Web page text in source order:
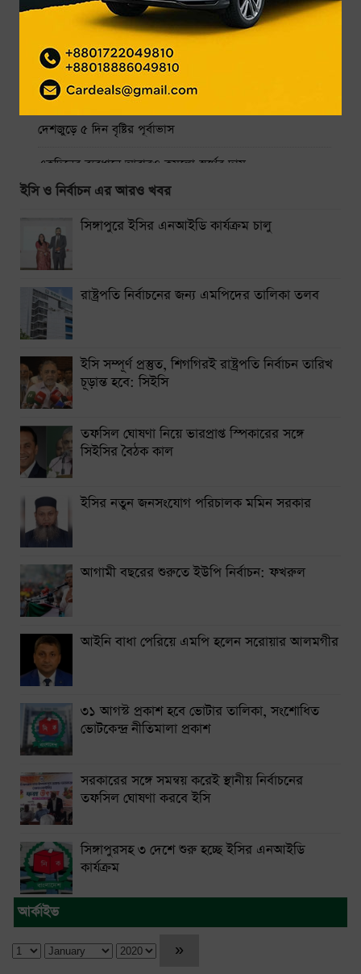
গ্র্যামিতে এখনো সিদ্ধান্তহীন স্ট্রে কিডস
৩ দিনে ফ্রি দেখা যাবে ৬ সিনেমা
উন্মুক্ত জুলাই স্মৃতি জাদুঘর: প্রথম দিনেই জাদুঘরে ঢুকতে বিশৃঙ্খলা
দেশজুড়ে ৫ দিন বৃষ্টির পূর্বাভাস
একদিনের ব্যবধানে আবারও কমলো স্বর্ণের দাম
ঢাকা-ময়মনসিংহ রুটে ট্রেন চলাচল বন্ধ
থাইল্যান্ডে স্কুলে শিক্ষার্থীর বন্দুক হামলায় নিহত ৭
নারায়ণগঞ্জে গ্যাস লিকেজ থেকে অগ্নিকাণ্ডে একই পরিবারের দগ্ধ ৩
সিলেটে দুই বাসের সংঘর্ষে নিহত ৯
ইসি ও নির্বাচন এর আরও খবর
সিঙ্গাপুরে ইসির এনআইডি কার্যক্রম চালু
রাষ্ট্রপতি নির্বাচনের জন্য এমপিদের তালিকা তলব
ইসি সম্পূর্ণ প্রস্তুত, শিগগিরই রাষ্ট্রপতি নির্বাচন তারিখ
চূড়ান্ত হবে: সিইসি
তফসিল ঘোষণা নিয়ে ভারপ্রাপ্ত স্পিকারের সঙ্গে
সিইসির বৈঠক কাল
ইসির নতুন জনসংযোগ পরিচালক মমিন সরকার
আগামী বছরের শুরুতে ইউপি নির্বাচন: ফখরুল
আইনি বাধা পেরিয়ে এমপি হলেন সরোয়ার আলমগীর
৩১ আগস্ট প্রকাশ হবে ভোটার তালিকা, সংশোধিত
ভোটকেন্দ্র নীতিমালা প্রকাশ
সরকারের সঙ্গে সমন্বয় করেই স্থানীয় নির্বাচনের
তফসিল ঘোষণা করবে ইসি
সিঙ্গাপুরসহ ৩ দেশে শুরু হচ্ছে ইসির এনআইডি
কার্যক্রম
আর্কাইভ